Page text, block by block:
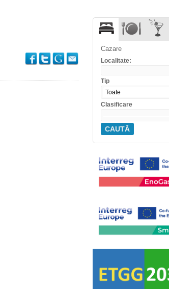
Cazare
Localitate:
Tip
Toate
Clasificare
CAUTĂ